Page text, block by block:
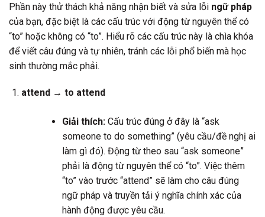
Phần này thử thách khả năng nhận biết và sửa lỗi ngữ pháp
của bạn, đặc biệt là các cấu trúc với động từ nguyên thể có
“to” hoặc không có “to”. Hiểu rõ các cấu trúc này là chìa khóa
để viết câu đúng và tự nhiên, tránh các lỗi phổ biến mà học
sinh thường mắc phải.
attend → to attend
Giải thích:Cấu trúc đúng ở đây là “ask
someone to do something” (yêu cầu/đề nghị ai
làm gì đó). Động từ theo sau “ask someone”
phải là động từ nguyên thể có “to”. Việc thêm
“to” vào trước “attend” sẽ làm cho câu đúng
ngữ pháp và truyền tải ý nghĩa chính xác của
hành động được yêu cầu.